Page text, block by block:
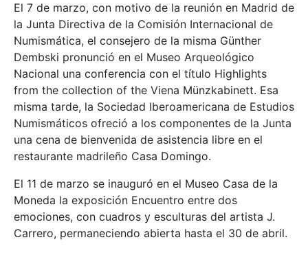
El 7 de marzo, con motivo de la reunión en Madrid de
la Junta Directiva de la Comisión Internacional de
Numismática, el consejero de la misma Günther
Dembski pronunció en el Museo Arqueológico
Nacional una conferencia con el título Highlights
from the collection of the Viena Münzkabinett. Esa
misma tarde, la Sociedad Iberoamericana de Estudios
Numismáticos ofreció a los componentes de la Junta
una cena de bienvenida de asistencia libre en el
restaurante madrileño Casa Domingo.
El 11 de marzo se inauguró en el Museo Casa de la
Moneda la exposición Encuentro entre dos
emociones, con cuadros y esculturas del artista J.
Carrero, permaneciendo abierta hasta el 30 de abril.